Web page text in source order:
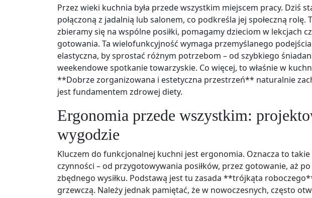
Przez wieki kuchnia była przede wszystkim miejscem pracy. Dziś
połączoną z jadalnią lub salonem, co podkreśla jej społeczną rolę.
zbieramy się na wspólne posiłki, pomagamy dzieciom w lekcjach
gotowania. Ta wielofunkcyjność wymaga przemyślanego
elastyczna, by sprostać różnym potrzebom – od szybkiego
weekendowe spotkanie towarzyskie. Co więcej, to właśnie w
**Dobrze zorganizowana i estetyczna przestrzeń** naturalnie
jest fundamentem zdrowej diety.
Ergonomia przede wszystkim:
wygodzie
Kluczem do funkcjonalnej kuchni jest ergonomia. Oznacza to
czynności – od przygotowywania posiłków, przez gotowanie, aż po
zbędnego wysiłku. Podstawą jest tu zasada **trójkąta
grzewczą. Należy jednak pamiętać, że w nowoczesnych, często